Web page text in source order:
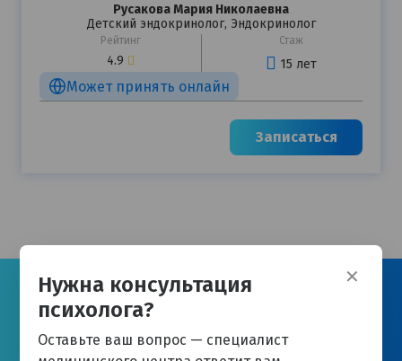
Русакова Мария Николаевна
Детский эндокринолог, Эндокринолог
Рейтинг
4.9
Стаж
15 лет
Может принять онлайн
Записаться
Задать вопрос врачу ✕
Нужна консультация
психолога?
Оставьте ваш вопрос — специалист